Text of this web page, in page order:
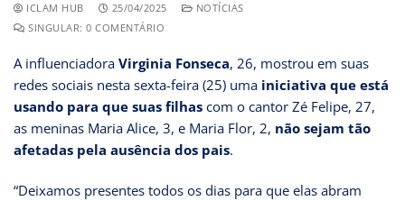
ICLAM HUB 25/04/2025
NOTÍCIAS
SINGULAR: 0 COMENTÁRIO
A influenciadora Virginia Fonseca, 26, mostrou em suas
redes sociais nesta sexta-feira (25) uma iniciativa que está
usando para que suas filhas com o cantor Zé Felipe, 27,
as meninas Maria Alice, 3, e Maria Flor, 2, não sejam tão
afetadas pela ausência dos pais.
“Deixamos presentes todos os dias para que elas abram